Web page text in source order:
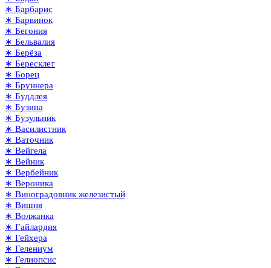
∗ Барбарис
∗ Барвинок
∗ Бегония
∗ Бельвалия
∗ Берёза
∗ Бересклет
∗ Борец
∗ Бруннера
∗ Буддлея
∗ Бузина
∗ Бузульник
∗ Василистник
∗ Ваточник
∗ Вейгела
∗ Вейник
∗ Вербейник
∗ Вероника
∗ Виноградовник железистый
∗ Вишня
∗ Волжанка
∗ Гайлардия
∗ Гейхера
∗ Гелениум
∗ Гелиопсис